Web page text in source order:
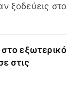
ξοδεύεις στο
εξωτερικό
στις